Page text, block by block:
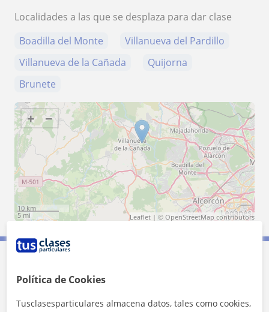
Localidades a las que se desplaza para dar clase
Boadilla del Monte
Villanueva del Pardillo
Villanueva de la Cañada
Quijorna
Brunete
+ −
10 km
5 mi
Leaflet | © OpenStreetMap contributors
Contacta con Marina
Tarifa 30€/h
Política de Cookies
Tusclasesparticulares almacena datos, tales como cookies,